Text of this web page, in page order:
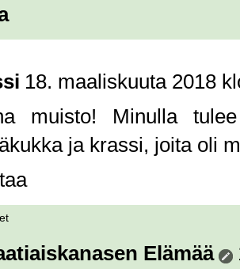
18. maaliskuuta 2018
muisto! Minulla
ja krassi, joita oli
Elämää